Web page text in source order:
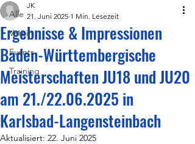
Alle
Verein
Events
Training
Ergebnisse & Impressionen
Baden-Württembergische
Meisterschaften JU18 und JU20
am 21./22.06.2025 in
Karlsbad-Langensteinbach
JK
21. Juni 2025 1 Min. Lesezeit
Aktualisiert: 22. Juni 2025